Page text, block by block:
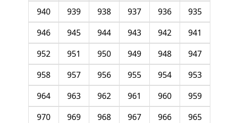
935
936
937
938
939
940
941
942
943
944
945
946
947
948
949
950
951
952
953
954
955
956
957
958
959
960
961
962
963
964
965
966
967
968
969
970